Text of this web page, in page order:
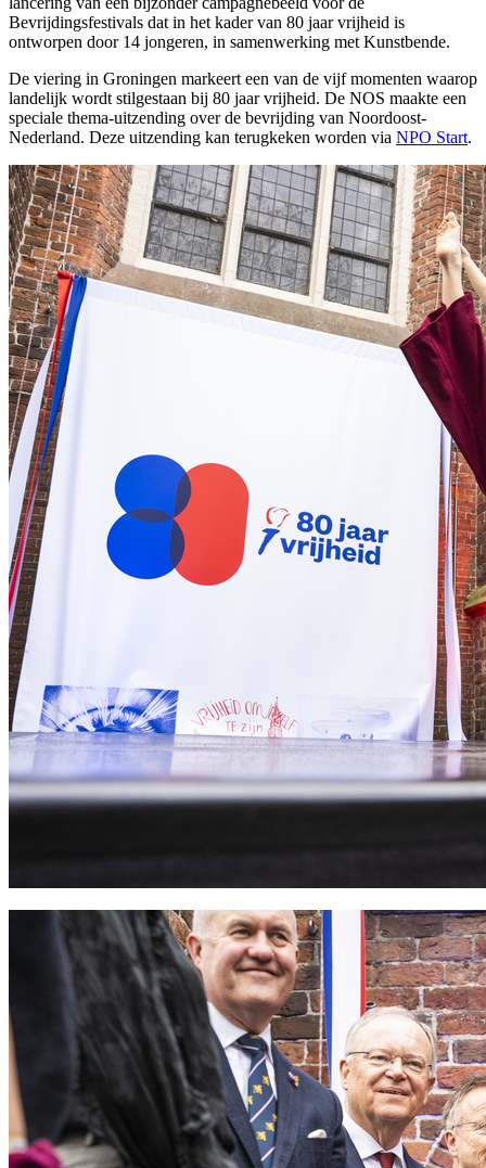
Bevrijdingsfestivals dat in het kader van 80 jaar vrijheid is
ontworpen door 14 jongeren, in samenwerking met Kunstbende.
De viering in Groningen markeert een van de vijf momenten waarop
landelijk wordt stilgestaan bij 80 jaar vrijheid. De NOS maakte een
speciale thema-uitzending over de bevrijding van Noordoost-
Nederland. Deze uitzending kan terugkeken worden via NPO Start.